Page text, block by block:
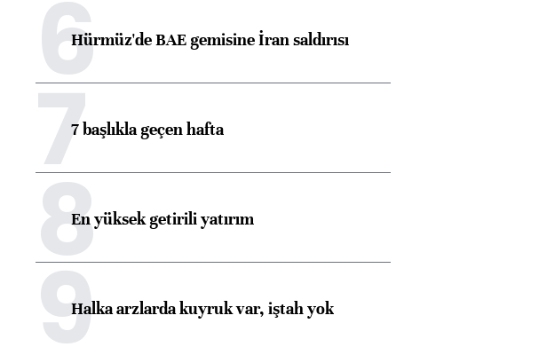
6Hürmüz'de BAE gemisine İran saldırısı
77 başlıkla geçen hafta
8En yüksek getirili yatırım
9Halka arzlarda kuyruk var, iştah yok